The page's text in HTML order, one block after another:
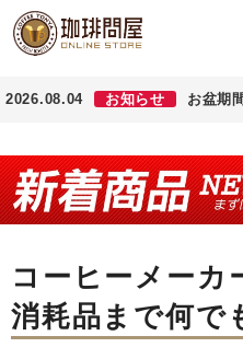
2026.08.04 お知らせ お盆期
コーヒーメーカ
消耗品まで何で